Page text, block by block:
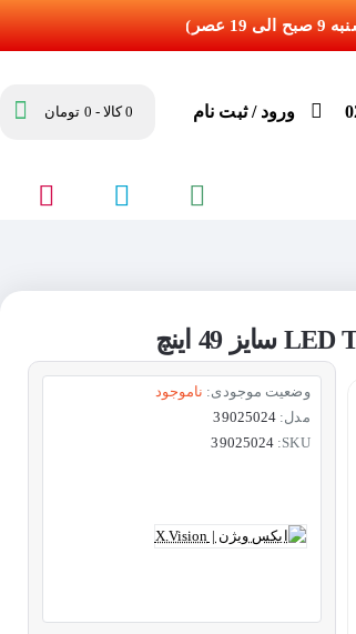
ورود / ثبت نام 0 کالا - 0 تومان
وضعیت موجودی: ناموجود
مدل: 39025024
SKU:
39025024